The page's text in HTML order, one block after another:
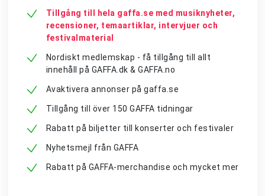
Tillgång till hela gaffa.se med musiknyheter,
recensioner, temaartiklar, intervjuer och
festivalmaterial
Nordiskt medlemskap - få tillgång till allt
innehåll på GAFFA.dk & GAFFA.no
Avaktivera annonser på gaffa.se
Tillgång till över 150 GAFFA tidningar
Rabatt på biljetter till konserter och festivaler
Nyhetsmejl från GAFFA
Rabatt på GAFFA-merchandise och mycket mer